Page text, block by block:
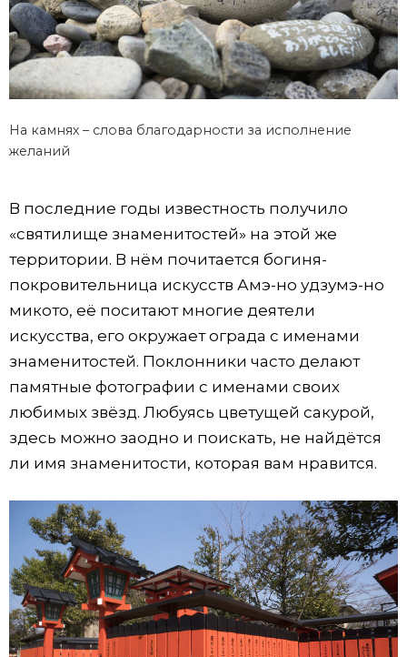
На камнях – слова благодарности за исполнение
желаний
В последние годы известность получило
«святилище знаменитостей» на этой же
территории. В нём почитается богиня-
покровительница искусств Амэ-но удзумэ-но
микото, её поситают многие деятели
искусства, его окружает ограда с именами
знаменитостей. Поклонники часто делают
памятные фотографии с именами своих
любимых звёзд. Любуясь цветущей сакурой,
здесь можно заодно и поискать, не найдётся
ли имя знаменитости, которая вам нравится.